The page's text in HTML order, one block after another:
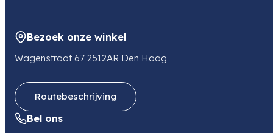
Bezoek onze winkel
Wagenstraat 67 2512AR Den Haag
Routebeschrijving
Bel ons